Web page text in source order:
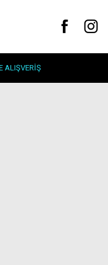
ALIŞVERIŞ